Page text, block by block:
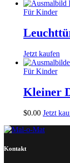
Für Kinder
Jetzt kaufen
Für Kinder
Kleiner
$0.00 Jetzt
Kontakt